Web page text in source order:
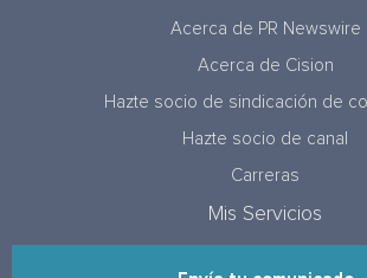
Acerca de PR Newswire
Acerca de Cision
Hazte socio de sindicación de
Hazte socio de canal
Carreras
Mis Servicios